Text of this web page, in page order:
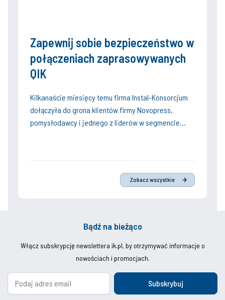
oszczędność, a także lepsze zarządzanie nim.
Czym jest strefowe ogrzewanie podłogowe?
Dowiesz się z poniższego materiału.
Czym charakteryzuje się wersja przewodowa
ogrzewania podłogowego QIK?
Zapewnij sobie bezpieczeństwo w
połączeniach zaprasowywanych
QIK
Kilkanaście miesięcy temu firma Instal-Konsorcjum
dołączyła do grona klientów firmy Novopress,
pomysłodawcy i jednego z liderów w segmencie
Zobacz wszystkie
Bądź na bieżąco
Włącz subskrypcję newslettera ik.pl, by otrzymywać informacje o
nowościach i promocjach.
Subskrybuj